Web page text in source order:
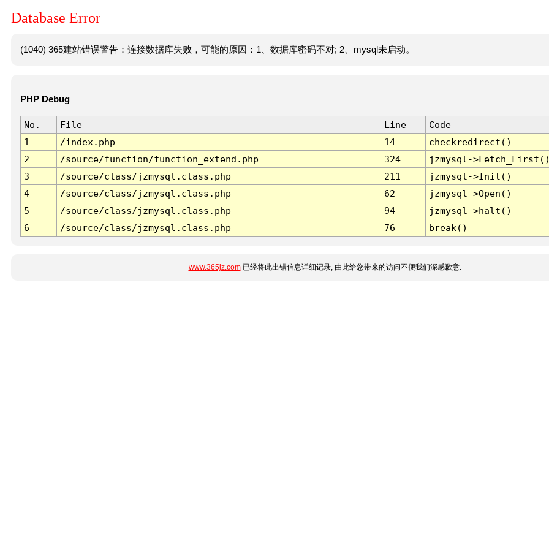
Database Error
(1040) 365建站错误警告：连接数据库失败，可能的原因：1、数据库密码不对; 2、mysql未启动。
PHP Debug
No. File Line
Code
1
/index.php 14
checkredirect()
2
/source/function/function_extend.php 324
jzmysql-
3
/source/class/jzmysql.class.php 211
jzmysql->Init()
4
/source/class/jzmysql.class.php 62
jzmysql->Open()
5
/source/class/jzmysql.class.php 94
jzmysql->halt()
6
/source/class/jzmysql.class.php 76 break()
www.365jz.com已经将此出错信息详细记录, 由此给您带来的访问不便我们深感歉意.